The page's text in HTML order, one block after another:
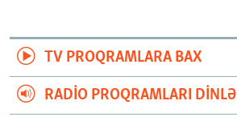
TV PROQRAMLARA BAX
RADIO PROQRAMLARI DINLƏ